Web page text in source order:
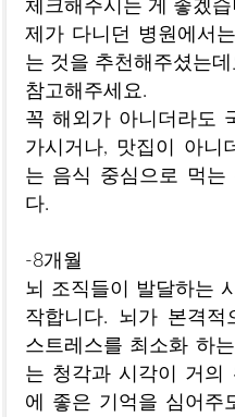
체크해주시는 게 좋겠습
제가 다니던 병원에서
는 것을 추천해주셨는
참고해주세요.
꼭 해외가 아니더라도
가시거나, 맛집이 아니
는 음식 중심으로 먹는
다.
-8개월
뇌 조직들이 발달하는
작합니다. 뇌가 본격적
스트레스를 최소화 하
는 청각과 시각이 거의
에 좋은 기억을 심어주